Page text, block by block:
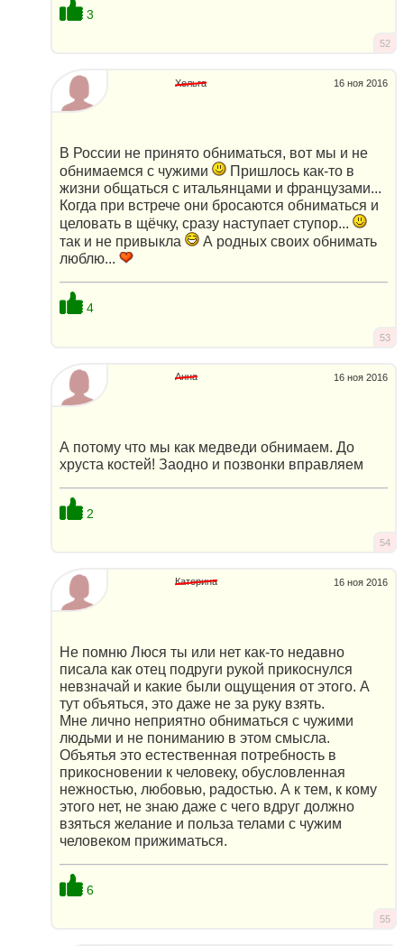
3
52
16 ноя 2016
Хельга
В России не принято обниматься, вот мы и не
обнимаемся с чужими
Пришлось как-то в
жизни общаться с итальянцами и французами...
Когда при встрече они бросаются обниматься и
целовать в щёчку, сразу наступает ступор...
так и не привыкла
А родных своих обнимать
люблю...
4
53
16 ноя 2016
Анна
А потому что мы как медведи обнимаем. До
хруста костей! Заодно и позвонки вправляем
2
54
16 ноя 2016
Катерина
Не помню Люся ты или нет как-то недавно
писала как отец подруги рукой прикоснулся
невзначай и какие были ощущения от этого. А
тут объяться, это даже не за руку взять.
Мне лично неприятно обниматься с чужими
людьми и не пониманию в этом смысла.
Объятья это естественная потребность в
прикосновении к человеку, обусловленная
нежностью, любовью, радостью. А к тем, к кому
этого нет, не знаю даже с чего вдруг должно
взяться желание и польза телами с чужим
человеком прижиматься.
6
55